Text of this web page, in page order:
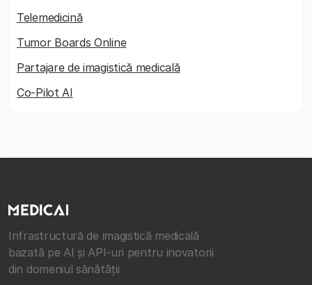
Telemedicină
Tumor Boards Online
Partajare de imagistică medicală
Co-Pilot AI
Infrastructură de imagistică medicală
bazată pe AI și API-uri pentru inovatorii
din domeniul sănătății